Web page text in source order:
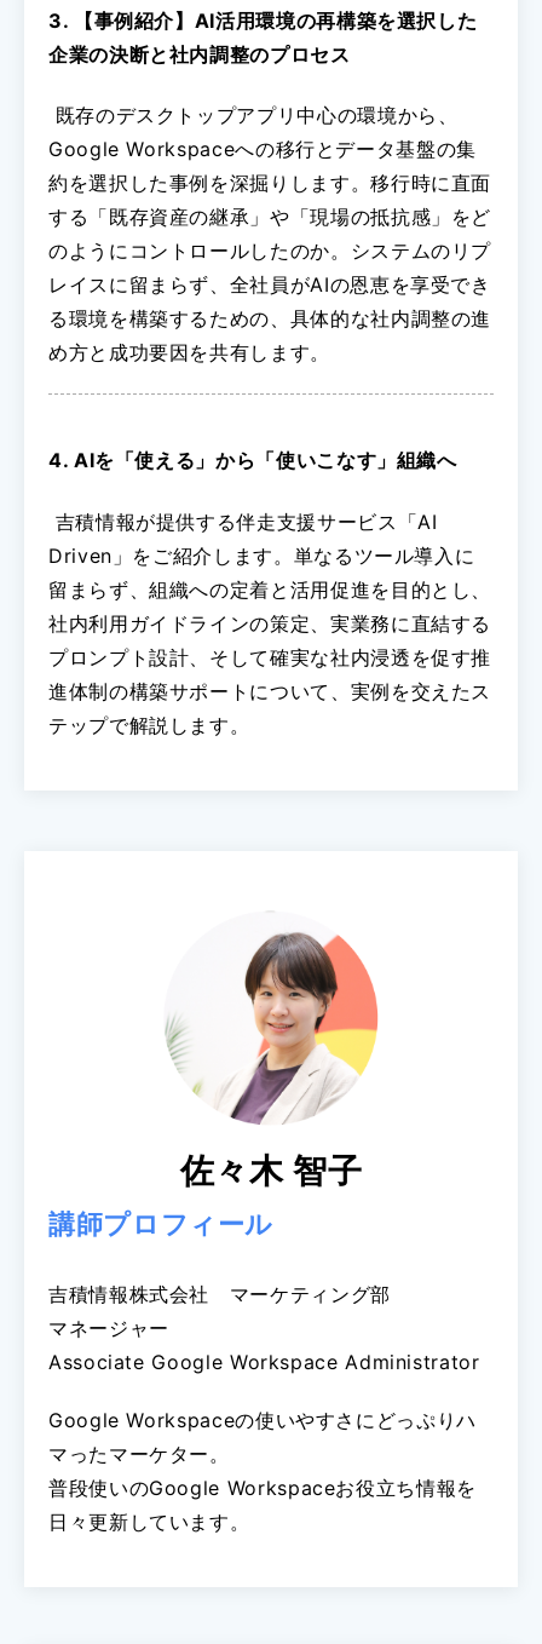
3. 【事例紹介】AI活用環境の再構築を選択した
企業の決断と社内調整のプロセス
既存のデスクトップアプリ中心の環境から、
Google Workspaceへの移行とデータ基盤の集
約を選択した事例を深掘りします。移行時に直面
する「既存資産の継承」や「現場の抵抗感」をど
のようにコントロールしたのか。システムのリプ
レイスに留まらず、全社員がAIの恩恵を享受でき
る環境を構築するための、具体的な社内調整の進
め方と成功要因を共有します。
4. AIを「使える」から「使いこなす」組織へ
吉積情報が提供する伴走支援サービス「AI
Driven」をご紹介します。単なるツール導入に
留まらず、組織への定着と活用促進を目的とし、
社内利用ガイドラインの策定、実業務に直結する
プロンプト設計、そして確実な社内浸透を促す推
進体制の構築サポートについて、実例を交えたス
テップで解説します。
佐々木 智子
講師プロフィール
吉積情報株式会社 マーケティング部
マネージャー
Associate Google Workspace Administrator
Google Workspaceの使いやすさにどっぷりハ
マったマーケター。
普段使いのGoogle Workspaceお役立ち情報を
日々更新しています。